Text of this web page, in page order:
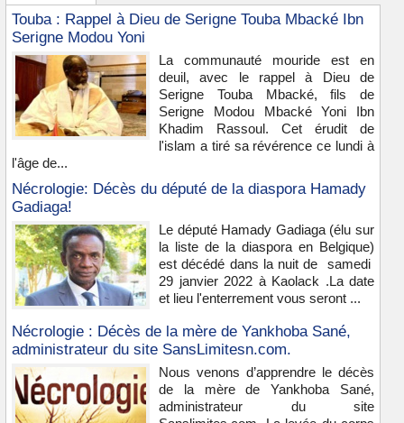
Touba : Rappel à Dieu de Serigne Touba Mbacké Ibn
Serigne Modou Yoni
La communauté mouride est en
deuil, avec le rappel à Dieu de
Serigne Touba Mbacké, fils de
Serigne Modou Mbacké Yoni Ibn
Khadim Rassoul. Cet érudit de
l'islam a tiré sa révérence ce lundi à
l'âge de...
Nécrologie: Décès du député de la diaspora Hamady
Gadiaga!
Le député Hamady Gadiaga (élu sur
la liste de la diaspora en Belgique)
est décédé dans la nuit de samedi
29 janvier 2022 à Kaolack .La date
et lieu l'enterrement vous seront ...
Nécrologie : Décès de la mère de Yankhoba Sané,
administrateur du site SansLimitesn.com.
Nous venons d’apprendre le décès
de la mère de Yankhoba Sané,
administrateur du site